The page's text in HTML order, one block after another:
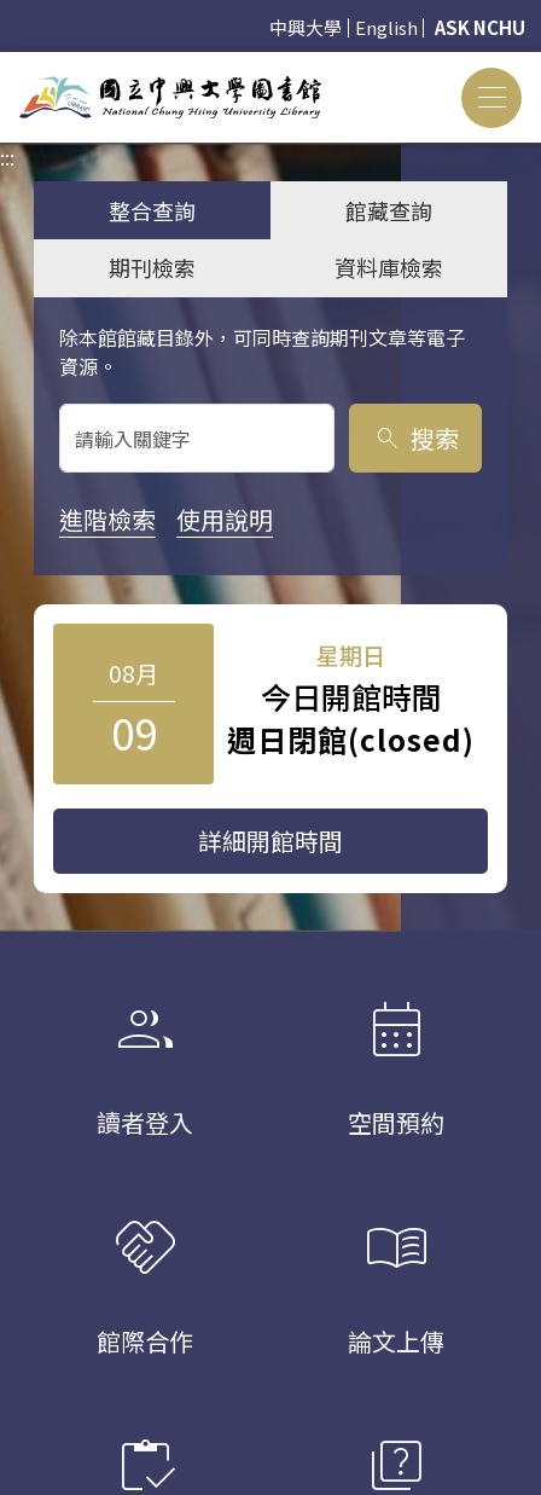
中興大學 English ASK NCHU
:::
整合查詢
館藏查詢
期刊檢索
資料庫檢索
除本館館藏目錄外，可同時查詢期刊文章等電子
資源。
關鍵字搜尋
search 搜索
進階檢索 使用說明
08月
09
星期日
今日開館時間
週日閉館(closed)
詳細開館時間
group
讀者登入
calendar_month
空間預約
handshake
館際合作
menu_book
論文上傳
inventory quiz